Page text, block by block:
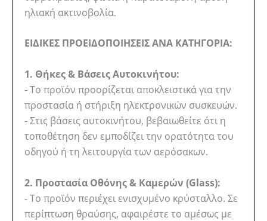
ηλιακή ακτινοβολία.
ΕΙΔΙΚΕΣ ΠΡΟΕΙΔΟΠΟΙΗΣΕΙΣ ΑΝΑ ΚΑΤΗΓΟΡΙΑ:
1. Θήκες & Βάσεις Αυτοκινήτου:
- Το προϊόν προορίζεται αποκλειστικά για την
προστασία ή στήριξη ηλεκτρονικών συσκευών.
- Στις βάσεις αυτοκινήτου, βεβαιωθείτε ότι η
τοποθέτηση δεν εμποδίζει την ορατότητα του
οδηγού ή τη λειτουργία των αερόσακων.
2. Προστασία Οθόνης & Καμερών (Glass):
- Το προϊόν περιέχει ενισχυμένο κρύσταλλο. Σε
περίπτωση θραύσης, αφαιρέστε το αμέσως με